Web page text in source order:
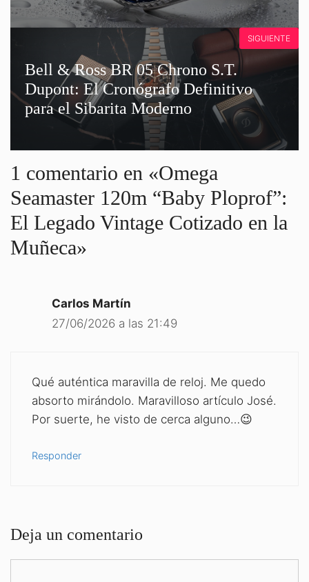
Bell & Ross BR 05 Chrono S.T.
Dupont: El Cronógrafo Definitivo
para el Sibarita Moderno
SIGUIENTE
1 comentario en «Omega
Seamaster 120m “Baby Ploprof”:
El Legado Vintage Cotizado en la
Muñeca»
Carlos Martín
27/06/2026 a las 21:49
Qué auténtica maravilla de reloj. Me quedo
absorto mirándolo. Maravilloso artículo José.
Por suerte, he visto de cerca alguno…😉
Responder
Deja un comentario